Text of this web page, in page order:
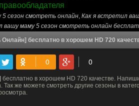
сезон cмотреть онлайн, Как я встретил
вашу маму 5 сезон смотреть онлайн
бесплатно в хорошем HD 720
бесплатно в хорошем HD 720 качестве.
же можете смотреть другие сезоны в